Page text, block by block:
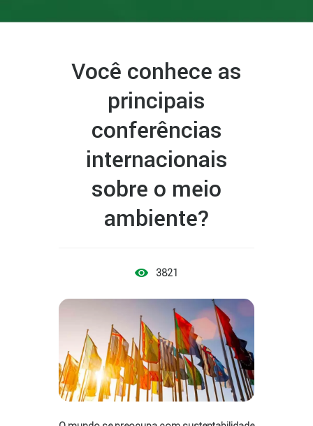
Você conhece as
principais
conferências
internacionais
sobre o meio
ambiente?
3821